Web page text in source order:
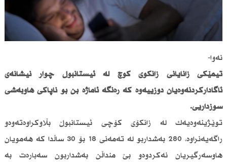
نەوا-
تیمێكی زانایانی زانكۆی كۆچ لە ئیستانبوڵ چوار نیشانەی
ئاگاداركردنەوەیان دۆزییەوە كە رەنگە ئاماژە بن بۆ ناپاكی هاوبەشی
سۆزداریی.
توێژینەوەیەك لە زانكۆی كۆچی ئیستانبوڵ بڵاوكراوەتەوەو
راگەیەنراوە، 280 بەشداربو لە تەمەنی 18 بۆ 30 ساڵدا كە هەمویان
هاوسەرگیریان نەكردوەو بێ منداڵن بەشداربون سەبارەت بە